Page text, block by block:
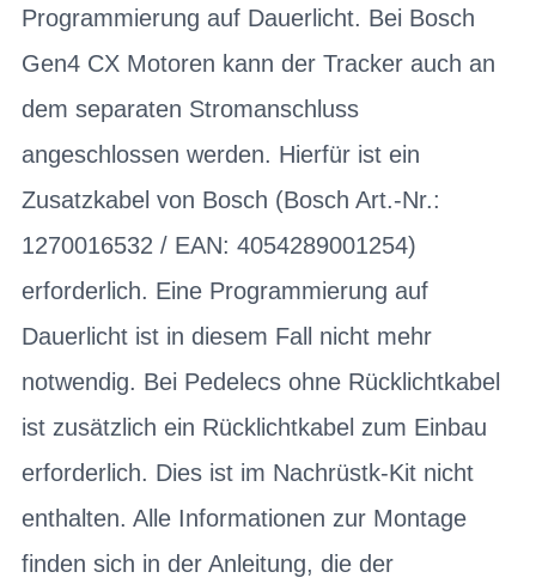
Programmierung auf Dauerlicht. Bei Bosch
Gen4 CX Motoren kann der Tracker auch an
dem separaten Stromanschluss
angeschlossen werden. Hierfür ist ein
Zusatzkabel von Bosch (Bosch Art.-Nr.:
1270016532 / EAN: 4054289001254)
erforderlich. Eine Programmierung auf
Dauerlicht ist in diesem Fall nicht mehr
notwendig. Bei Pedelecs ohne Rücklichtkabel
ist zusätzlich ein Rücklichtkabel zum Einbau
erforderlich. Dies ist im Nachrüstk-Kit nicht
enthalten. Alle Informationen zur Montage
finden sich in der Anleitung, die der